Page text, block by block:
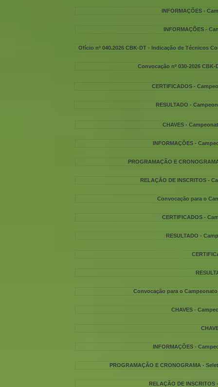
RELAÇÃO DE
PROGRAMAÇÃO E CRONOGRAMA -
INFORMAÇÕES -
CHAVES -
Convocação para o
Convocação para o
RESULTADO -
CERTIFICADOS -
PROGRAMAÇÃO E
RELAÇÃO DE INSCRITOS -
INFORMAÇÕES -
CHAVES -
Convocação nº 030-2026 CBK-
Ofício nº 040.2026 CBK-DT - Indicação de Técnicos
INFORMAÇÕES -
INFORMAÇÕES -
RESULTADO -
CERTIFICADOS -